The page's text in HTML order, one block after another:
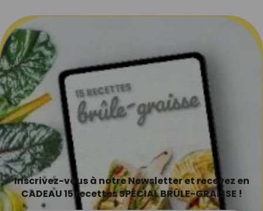
Inscrivez-vous à notre Newsletter et recevez en
CADEAU 15 recettes SPÉCIAL BRÛLE-GRAISSE !